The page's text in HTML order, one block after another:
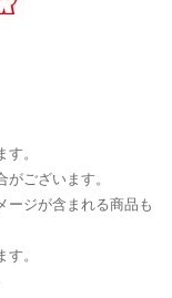
。
ございます。
ジが含まれる商品も
。